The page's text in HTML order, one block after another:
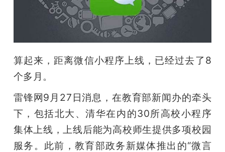
课
活
动
中
算起来，距离微信小程序上线，已经过去了8
个多月。
雷锋网9月27日消息，在教育部新闻办的牵头
下，包括北大、清华在内的30所高校小程序
集体上线，上线后能为高校师生提供多项校园
服务。此前，教育部政务新媒体推出的“微言